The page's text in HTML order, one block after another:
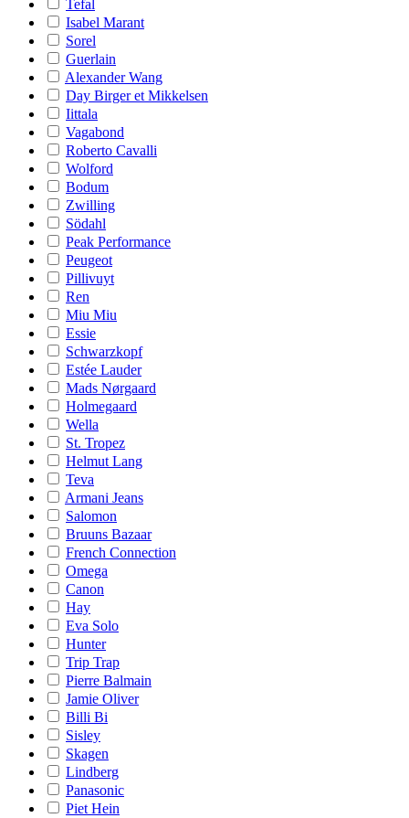
Tefal
Isabel Marant
Sorel
Guerlain
Alexander Wang
Day Birger et Mikkelsen
Iittala
Vagabond
Roberto Cavalli
Wolford
Bodum
Zwilling
Södahl
Peak Performance
Peugeot
Pillivuyt
Ren
Miu Miu
Essie
Schwarzkopf
Estée Lauder
Mads Nørgaard
Holmegaard
Wella
St. Tropez
Helmut Lang
Teva
Armani Jeans
Salomon
Bruuns Bazaar
French Connection
Omega
Canon
Hay
Eva Solo
Hunter
Trip Trap
Pierre Balmain
Jamie Oliver
Billi Bi
Sisley
Skagen
Lindberg
Panasonic
Piet Hein